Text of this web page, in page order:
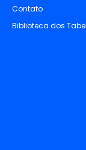
Contato
Biblioteca dos